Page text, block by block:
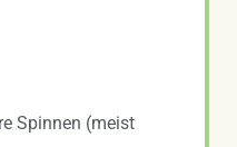
Spinnen (meist